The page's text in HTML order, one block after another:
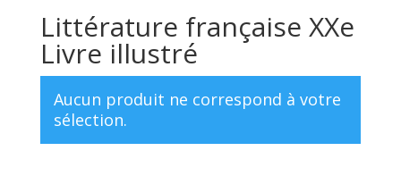
Littérature française XXe
Livre illustré
Aucun produit ne correspond à votre
sélection.